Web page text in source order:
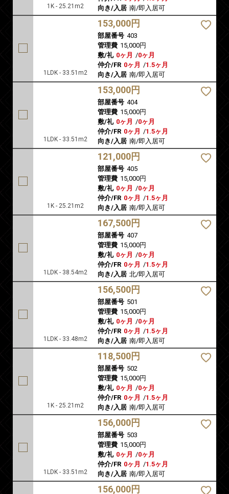
1K - 25.21m2
向き/入居 南/即入居可
1LDK - 33.51m2
153,000円
部屋番号 403
管理費 15,000円
敷/礼 0ヶ月 /0ヶ月
仲介/FR 0ヶ月 /1.5ヶ月
向き/入居 南/即入居可
1LDK - 33.51m2
153,000円
部屋番号 404
管理費 15,000円
敷/礼 0ヶ月 /0ヶ月
仲介/FR 0ヶ月 /1.5ヶ月
向き/入居 南/即入居可
1K - 25.21m2
121,000円
部屋番号 405
管理費 15,000円
敷/礼 0ヶ月 /0ヶ月
仲介/FR 0ヶ月 /1.5ヶ月
向き/入居 南/即入居可
1LDK - 38.54m2
167,500円
部屋番号 407
管理費 15,000円
敷/礼 0ヶ月 /0ヶ月
仲介/FR 0ヶ月 /1.5ヶ月
向き/入居 北/即入居可
1LDK - 33.48m2
156,500円
部屋番号 501
管理費 15,000円
敷/礼 0ヶ月 /0ヶ月
仲介/FR 0ヶ月 /1.5ヶ月
向き/入居 南/即入居可
1K - 25.21m2
118,500円
部屋番号 502
管理費 15,000円
敷/礼 0ヶ月 /0ヶ月
仲介/FR 0ヶ月 /1.5ヶ月
向き/入居 南/即入居可
1LDK - 33.51m2
156,000円
部屋番号 503
管理費 15,000円
敷/礼 0ヶ月 /0ヶ月
仲介/FR 0ヶ月 /1.5ヶ月
向き/入居 南/即入居可
156,000円